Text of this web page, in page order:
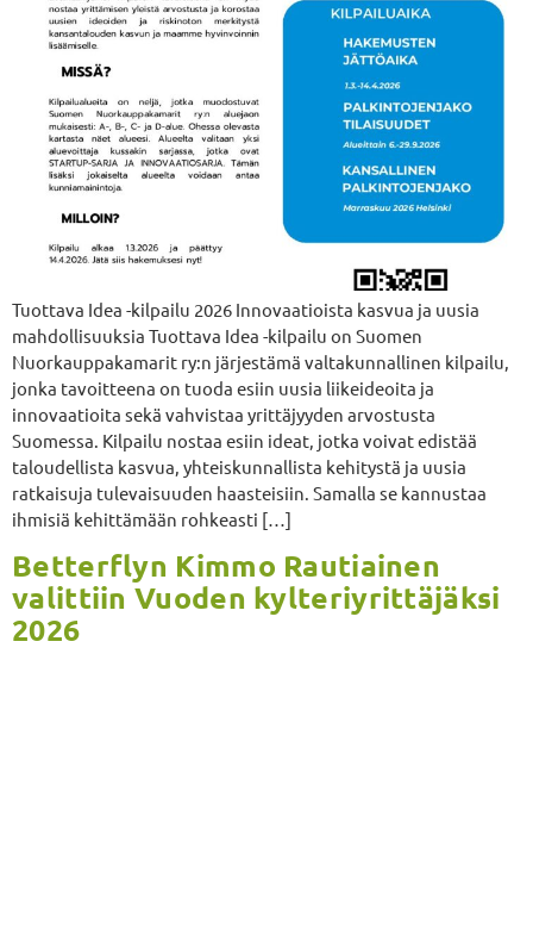
Tuottava Idea -kilpailu 2026 Innovaatioista kasvua ja uusia
mahdollisuuksia Tuottava Idea -kilpailu on Suomen
Nuorkauppakamarit ry:n järjestämä valtakunnallinen kilpailu,
jonka tavoitteena on tuoda esiin uusia liikeideoita ja
innovaatioita sekä vahvistaa yrittäjyyden arvostusta
Suomessa. Kilpailu nostaa esiin ideat, jotka voivat edistää
taloudellista kasvua, yhteiskunnallista kehitystä ja uusia
ratkaisuja tulevaisuuden haasteisiin. Samalla se kannustaa
ihmisiä kehittämään rohkeasti […]
Betterflyn Kimmo Rautiainen
valittiin Vuoden kylteriyrittäjäksi
2026